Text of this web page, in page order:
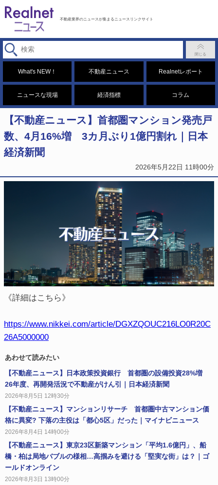
不動産業界のニュースが集まるニュースリンクサイト
What's NEW！ 不動産ニュース Realnetレポート
ニュースな現場 経済指標 コラム
【不動産ニュース】首都圏マンション発売戸
数、4月16%増 3カ月ぶり1億円割れ｜日本
経済新聞
2026年5月22日 11時00分
《詳細はこちら》
https://www.nikkei.com/article/DGXZQOUC216LO0R20C
26A5000000
あわせて読みたい
【不動産ニュース】日本政策投資銀行 首都圏の設備投資28%増
26年度、再開発活況で不動産がけん引｜日本経済新聞
2026年8月5日 12時30分
【不動産ニュース】マンションリサーチ 首都圏中古マンション価
格に異変? 下落の主役は「都心5区」だった｜マイナビニュース
2026年8月4日 14時00分
【不動産ニュース】東京23区新築マンション「平均1.6億円」、船
橋・柏は局地バブルの様相…高掴みを避ける「堅実な街」は？｜ゴ
ールドオンライン
2026年8月3日 13時00分